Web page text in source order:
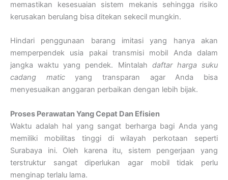
memastikan kesesuaian sistem mekanis sehingga risiko
kerusakan berulang bisa ditekan sekecil mungkin.
Hindari penggunaan barang imitasi yang hanya akan
memperpendek usia pakai transmisi mobil Anda dalam
jangka waktu yang pendek. Mintalah daftar harga suku
cadang maticyang transparan agar Anda bisa
menyesuaikan anggaran perbaikan dengan lebih bijak.
Proses Perawatan Yang Cepat Dan Efisien
Waktu adalah hal yang sangat berharga bagi Anda yang
memiliki mobilitas tinggi di wilayah perkotaan seperti
Surabaya ini. Oleh karena itu, sistem pengerjaan yang
terstruktur sangat diperlukan agar mobil tidak perlu
menginap terlalu lama.